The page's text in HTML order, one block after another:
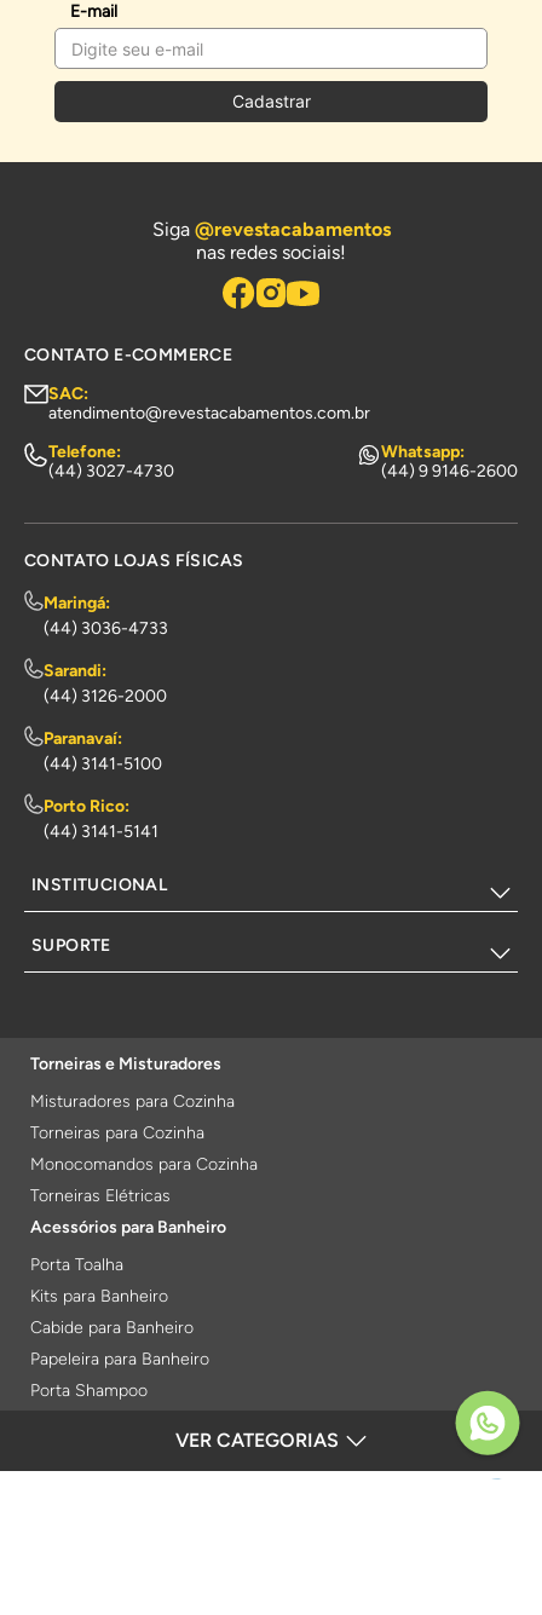
E-mail
Cadastrar
Siga @revestacabamentos
nas redes sociais!
CONTATO E-COMMERCE
SAC:
atendimento@revestacabamentos.com.br
Telefone:
(44) 3027-4730
Whatsapp:
(44) 9 9146-2600
CONTATO LOJAS FÍSICAS
Maringá:
(44) 3036-4733
Sarandi:
(44) 3126-2000
Paranavaí:
(44) 3141-5100
Porto Rico:
(44) 3141-5141
INSTITUCIONAL
SUPORTE
Torneiras e Misturadores
Misturadores para Cozinha
Torneiras para Cozinha
Monocomandos para Cozinha
Torneiras Elétricas
Acessórios para Banheiro
Porta Toalha
Kits para Banheiro
Cabide para Banheiro
Papeleira para Banheiro
Porta Shampoo
VER CATEGORIAS
FORMAS DE PAGAMENTO